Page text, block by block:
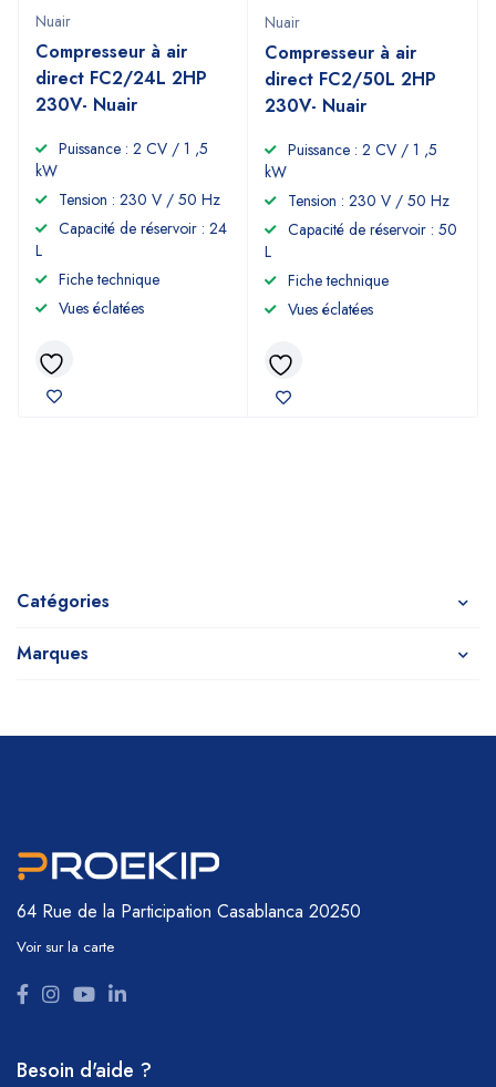
Catégories
Marques
Nuair
Compresseur à air
direct FC2/24L 2HP
230V- Nuair
Puissance : 2 CV / 1 ,5
kW
Tension : 230 V / 50 Hz
Capacité de réservoir : 24
L
Fiche technique
Vues éclatées
Nuair
Compresseur à air
direct FC2/50L 2HP
230V- Nuair
Puissance : 2 CV / 1 ,5
kW
Tension : 230 V / 50 Hz
Capacité de réservoir : 50
L
Fiche technique
Vues éclatées
64 Rue de la Participation Casablanca 20250
Voir sur la carte
Besoin d'aide ?